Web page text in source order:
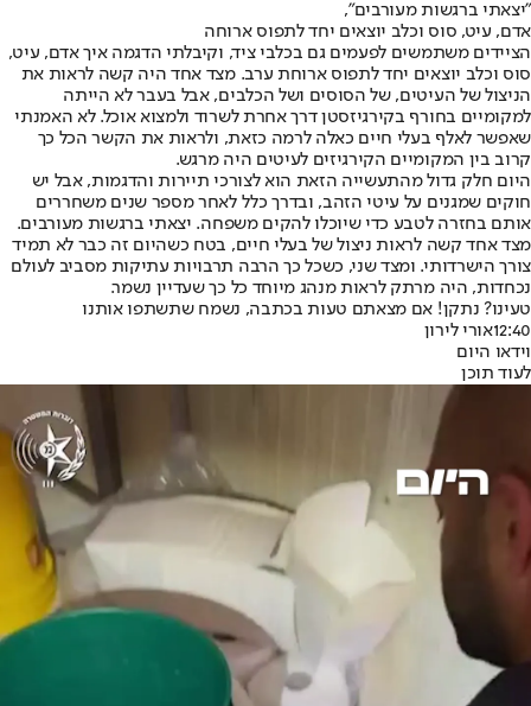
"יצאתי ברגשות מעורבים",
אדם, עיט, סוס וכלב יוצאים יחד לתפוס ארוחה
הציידים משתמשים לפעמים גם בכלבי ציד, וקיבלתי הדגמה איך אדם, עיט,
סוס וכלב יוצאים יחד לתפוס ארוחת ערב. מצד אחד היה קשה לראות את
הניצול של העיטים, של הסוסים ושל הכלבים, אבל בעבר לא הייתה
למקומיים בחורף בקירגיזסטן דרך אחרת לשרוד ולמצוא אוכל. לא האמנתי
שאפשר לאלף בעלי חיים כאלה לרמה כזאת, ולראות את הקשר הכל כך
קרוב בין המקומיים הקירגיזים לעיטים היה מרגש.
היום חלק גדול מהתעשייה הזאת הוא לצורכי תיירות והדגמות, אבל יש
חוקים שמגנים על עיטי הזהב, ובדרך כלל לאחר מספר שנים משחררים
אותם בחזרה לטבע כדי שיוכלו להקים משפחה. יצאתי ברגשות מעורבים.
מצד אחד קשה לראות ניצול של בעלי חיים, בטח כשהיום זה כבר לא תמיד
צורך הישרדותי. ומצד שני, כשכל כך הרבה תרבויות עתיקות מסביב לעולם
נכחדות, היה מרתק לראות מנהג מיוחד כל כך שעדיין נשמר.
טעינו? נתקן! אם מצאתם טעות בכתבה, נשמח שתשתפו אותנו
12:40אורי לירון
וידאו היום
לעוד תוכן